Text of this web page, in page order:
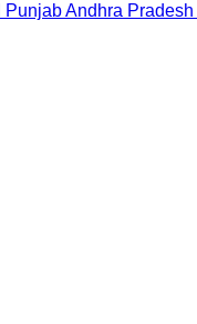
PunjabAndhra Pradesh